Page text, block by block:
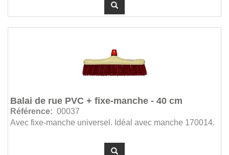
Balai de rue PVC + fixe-manche - 40 cm
Référence: 00037
Avec fixe-manche universel. Idéal avec manche 170014.